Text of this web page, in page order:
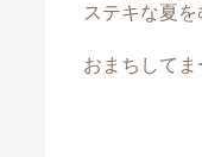
ステキな夏
おまちして